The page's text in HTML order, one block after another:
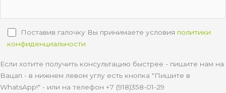
Поставив галочку Вы принимаете условия политики
конфиденциальности
Если хотите получить консультацию быстрее - пишите нам на
Вацап - в нижнем левом углу есть кнопка "Пишите в
WhatsApp!" - или на телефон +7 (918)358-01-29